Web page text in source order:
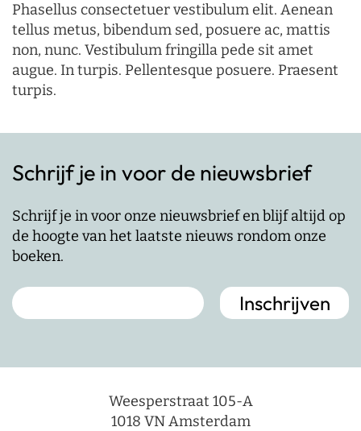
Phasellus consectetuer vestibulum elit. Aenean
tellus metus, bibendum sed, posuere ac, mattis
non, nunc. Vestibulum fringilla pede sit amet
augue. In turpis. Pellentesque posuere. Praesent
turpis.
Schrijf je in voor de nieuwsbrief
Schrijf je in voor onze nieuwsbrief en blijf altijd op
de hoogte van het laatste nieuws rondom onze
boeken.
Weesperstraat 105-A
1018 VN Amsterdam